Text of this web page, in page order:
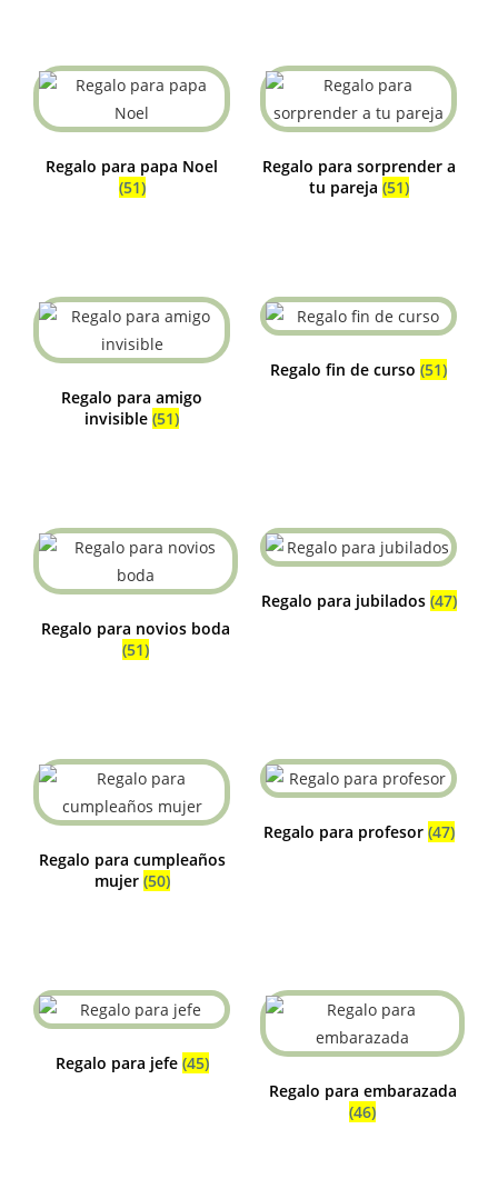
Regalo para papa Noel
(51)
Regalo para sorprender a
tu pareja (51)
Regalo para amigo
invisible (51)
Regalo fin de curso (51)
Regalo para novios boda
(51)
Regalo para jubilados (47)
Regalo para cumpleaños
mujer (50)
Regalo para profesor (47)
Regalo para jefe (45)
Regalo para embarazada
(46)